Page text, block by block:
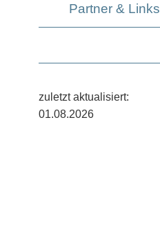
Partner & Links
zuletzt aktualisiert:
01.08.2026